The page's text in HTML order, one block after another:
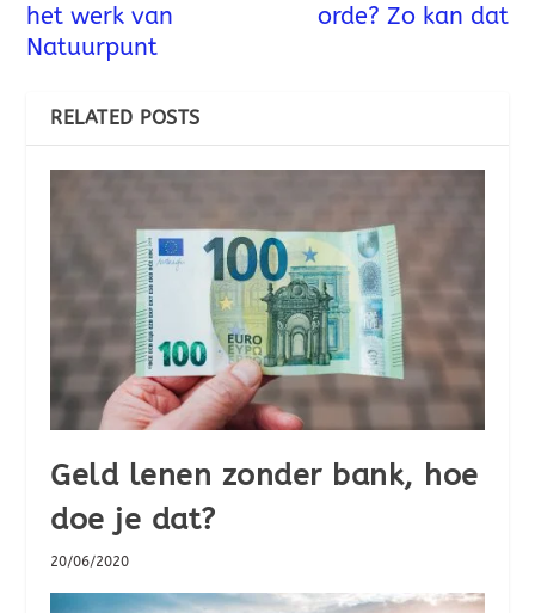
het werk van
Natuurpunt
orde? Zo kan dat
RELATED POSTS
Geld lenen zonder bank, hoe
doe je dat?
20/06/2020